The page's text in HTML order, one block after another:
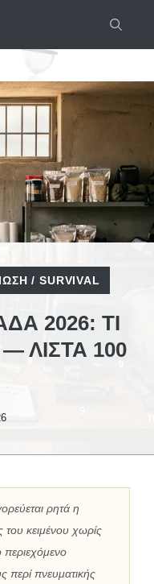
/ SURVIVAL
2026: ΤΙ
ΛΊΣΤΑ 100
ρητά η
κειμένου χωρίς
περιεχόμενο
περί πνευματικής